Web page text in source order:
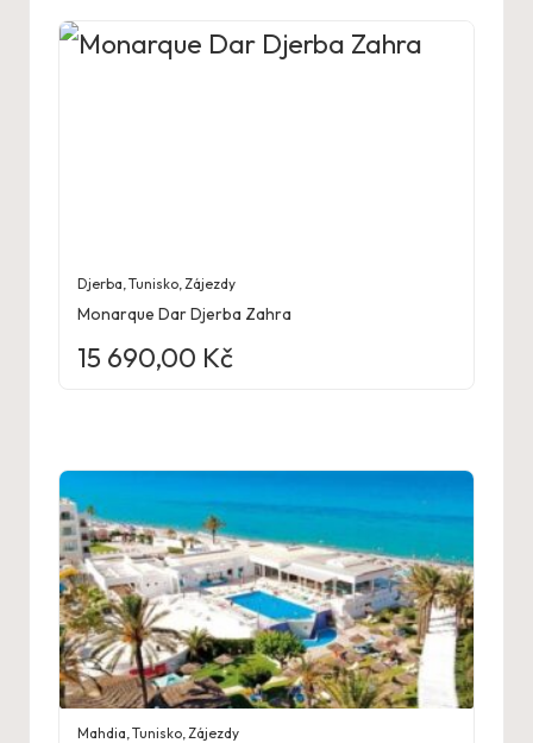
Djerba ,Tunisko Zájezdy
Monarque Dar Djerba Zahra
15 690,00 Kč
Mahdia ,Tunisko Zájezdy